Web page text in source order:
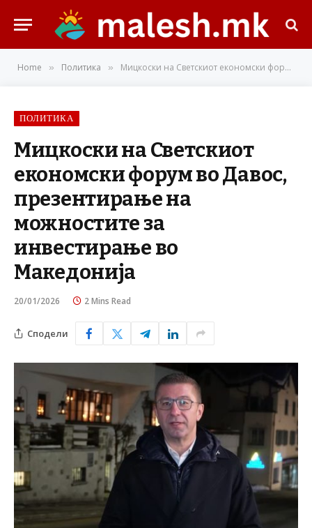
Home » Политика » Мицкоски на Светскиот економски форум во Давос, презентирање на можностите за инвестирање во Македонија
ПОЛИТИКА
Мицкоски на Светскиот
економски форум во Давос,
презентирање на
можностите за
инвестирање во
Македонија
20/01/2026 2 Mins Read
Сподели